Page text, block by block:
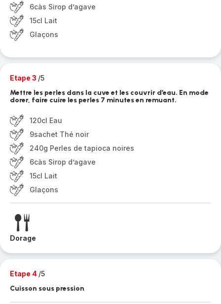
6càs Sirop d’agave
15cl Lait
Glaçons
Etape 3 /5
Mettre les perles dans la cuve et les couvrir d’eau. En mode
dorer, faire cuire les perles 7 minutes en remuant.
120cl Eau
9sachet Thé noir
240g Perles de tapioca noires
6càs Sirop d’agave
15cl Lait
Glaçons
Dorage
Etape 4 /5
Cuisson sous pression